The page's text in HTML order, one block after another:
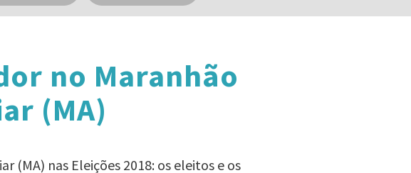
no Maranhão
(MA)
(MA) nas Eleições 2018: os eleitos e os